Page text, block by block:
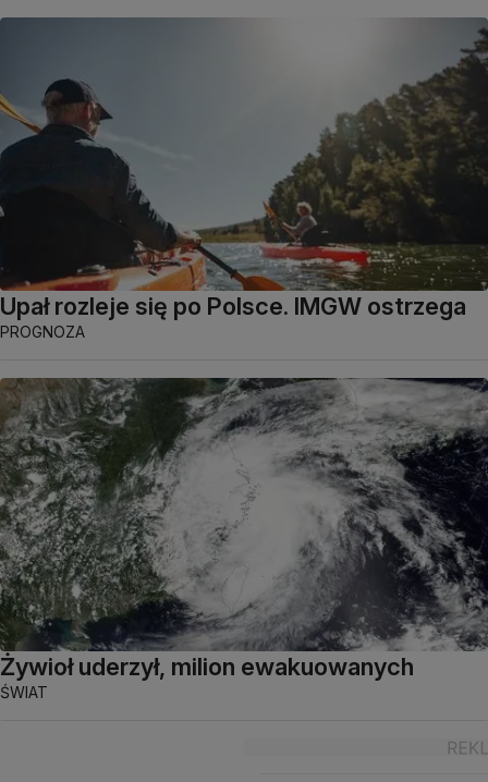
Upał rozleje się po Polsce. IMGW ostrzega
PROGNOZA
Żywioł uderzył, milion ewakuowanych
ŚWIAT